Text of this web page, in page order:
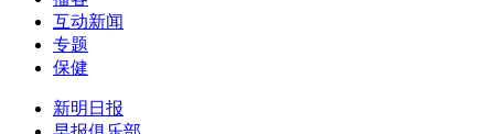
互动新闻
专题
保健
新明日报